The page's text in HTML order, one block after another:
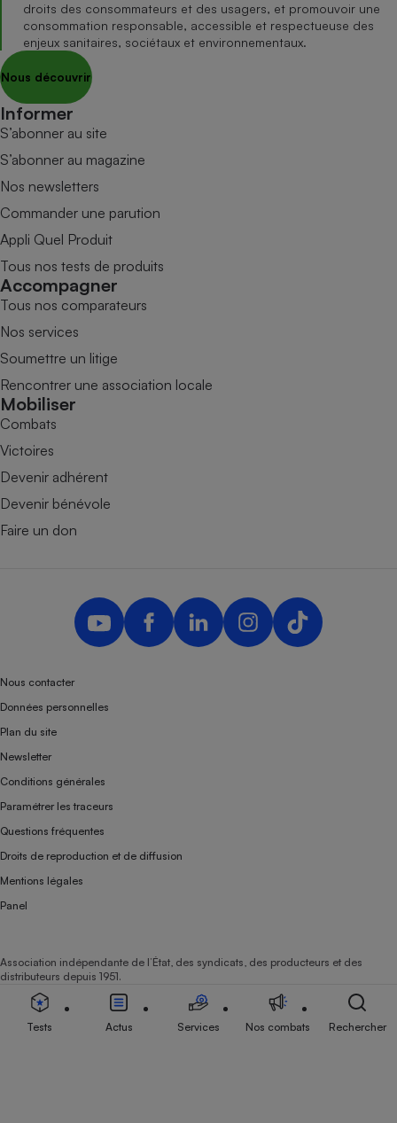
droits des consommateurs et des usagers, et promouvoir une
consommation responsable, accessible et respectueuse des
enjeux sanitaires, sociétaux et environnementaux.
Nous découvrir
Informer
S’abonner au site
S’abonner au magazine
Nos newsletters
Commander une parution
Appli Quel Produit
Tous nos tests de produits
Accompagner
Tous nos comparateurs
Nos services
Soumettre un litige
Rencontrer une association locale
Mobiliser
Combats
Victoires
Devenir adhérent
Devenir bénévole
Faire un don
Nous contacter
Données personnelles
Plan du site
Newsletter
Conditions générales
Paramétrer les traceurs
Questions fréquentes
Droits de reproduction et de diffusion
Mentions légales
Panel
Association indépendante de l’État, des syndicats, des producteurs et des
distributeurs depuis 1951.
Tests Actus Services Nos combats Rechercher